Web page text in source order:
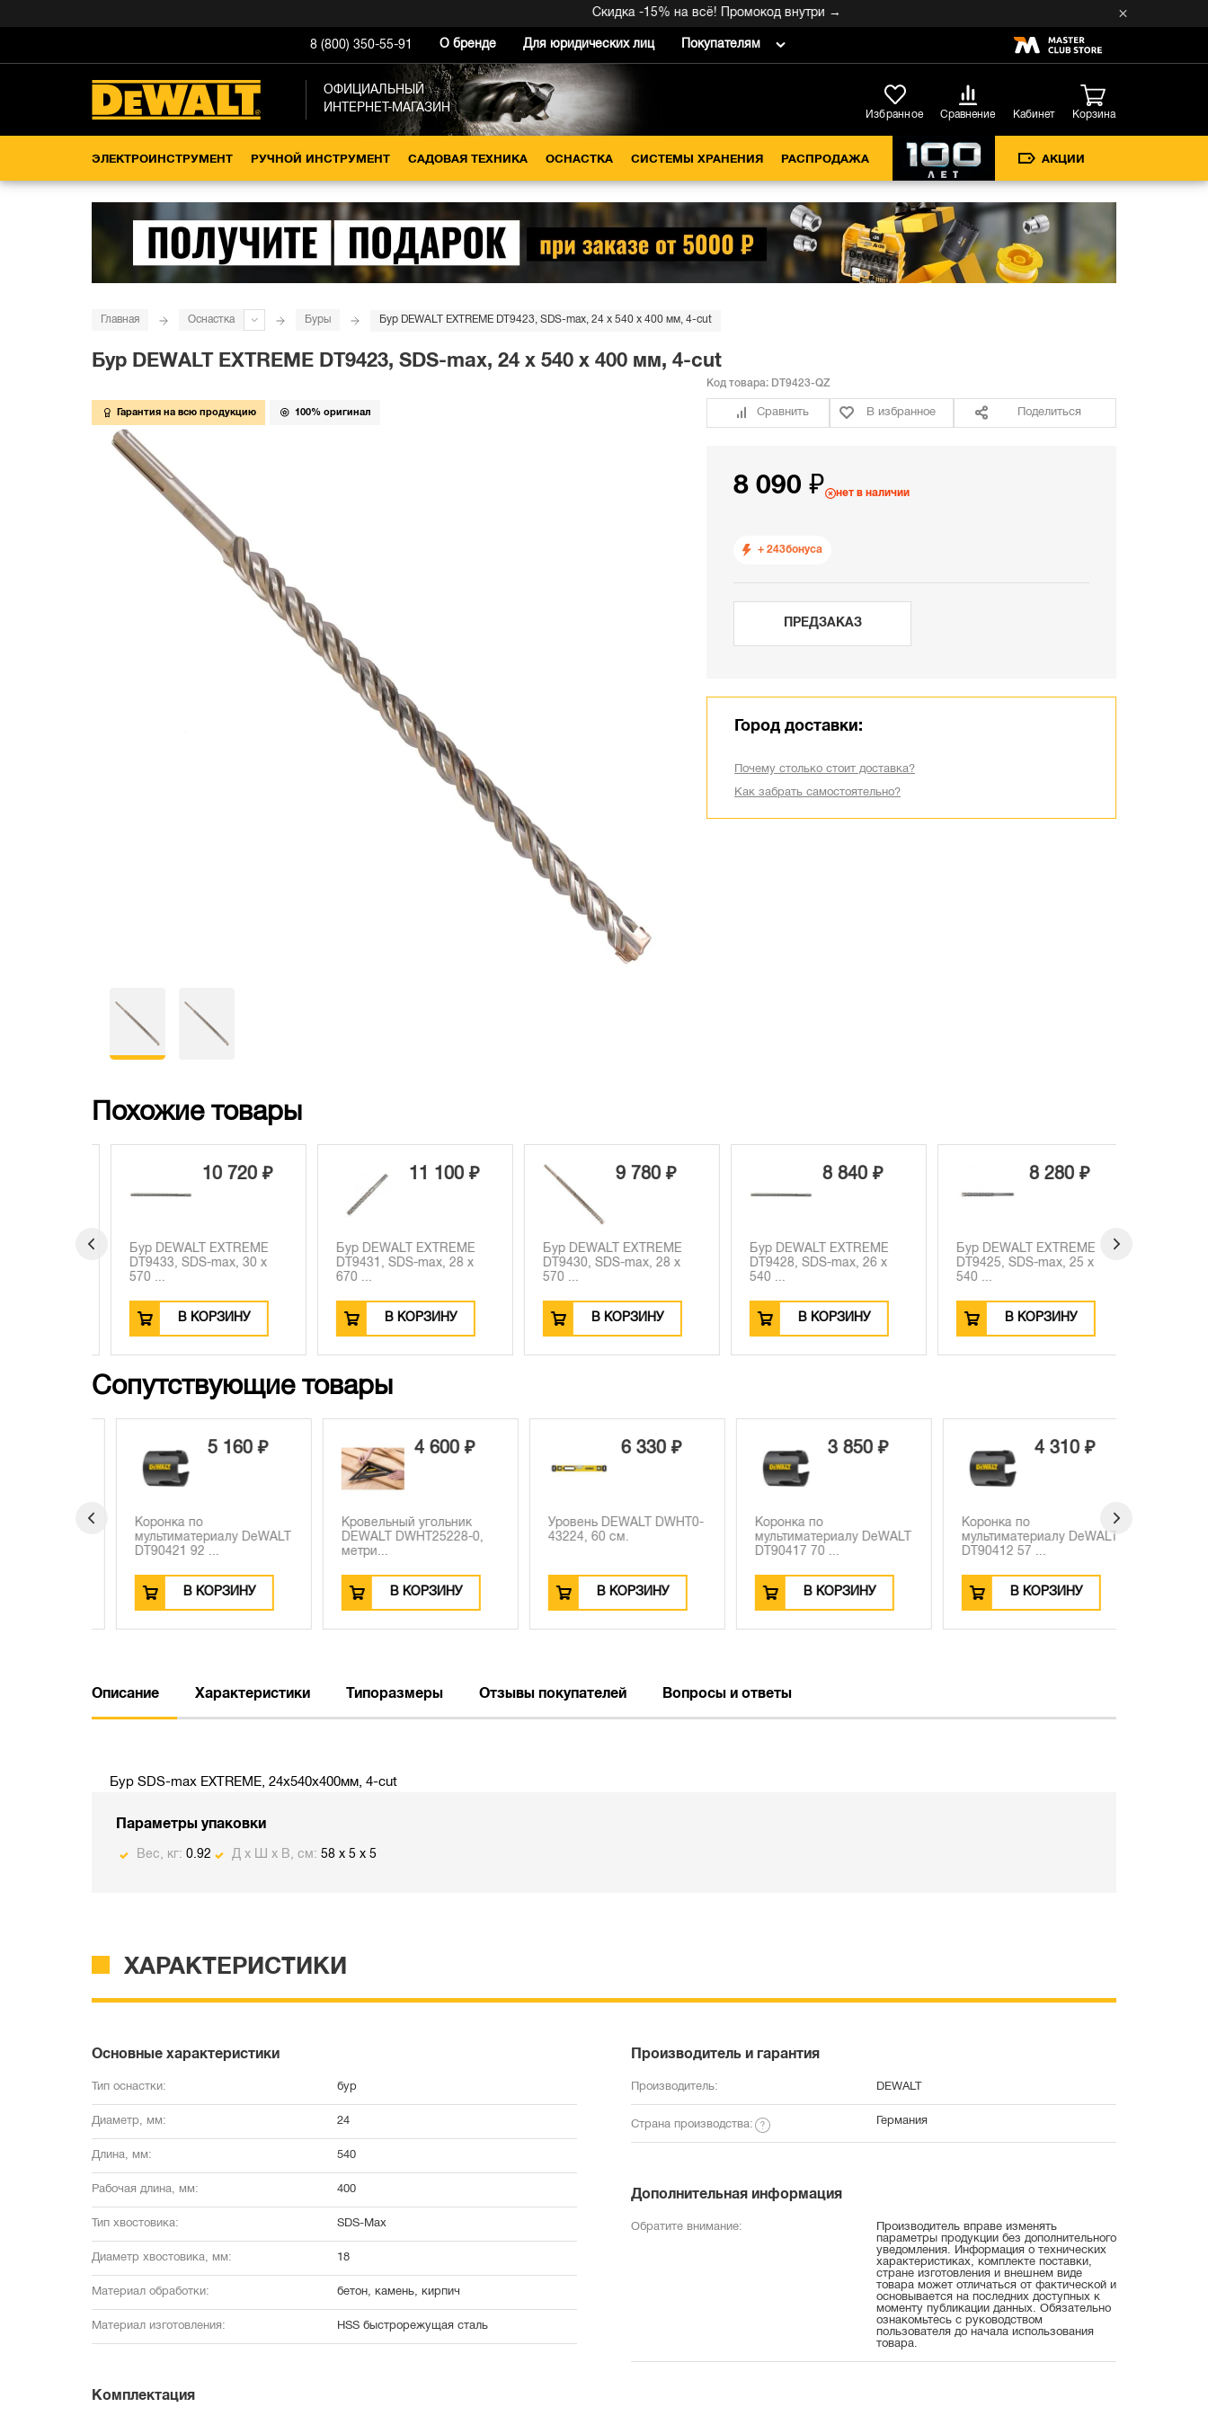
Скидка -15% на всё! Промокод внутри →
8 (800) 350-55-91 О бренде Для юридических лиц Покупателям
ОФИЦИАЛЬНЫЙ
ИНТЕРНЕТ-МАГАЗИН
Избранное Сравнение Кабинет Корзина
ЭЛЕКТРОИНСТРУМЕНТ РУЧНОЙ ИНСТРУМЕНТ САДОВАЯ ТЕХНИКА ОСНАСТКА СИСТЕМЫ ХРАНЕНИЯ РАСПРОДАЖА АКЦИИ
Главная Оснастка Буры Бур DEWALT EXTREME DT9423, SDS-max, 24 x 540 x 400 мм, 4-cut
Бур DEWALT EXTREME DT9423, SDS-max, 24 x 540 x 400 мм, 4-cut
Гарантия на всю продукцию 100% оригинал
Код товара: DT9423-QZ
Сравнить В избранное Поделиться
8 090 ₽ нет в наличии
+ 243бонуса
ПРЕДЗАКАЗ
Город доставки:
Почему столько стоит доставка?
Как забрать самостоятельно?
Похожие товары
10 720 ₽
Бур DEWALT EXTREME
DT9433, SDS-max, 30 x
570 ...
В КОРЗИНУ
11 100 ₽
Бур DEWALT EXTREME
DT9431, SDS-max, 28 x
670 ...
В КОРЗИНУ
9 780 ₽
Бур DEWALT EXTREME
DT9430, SDS-max, 28 x
570 ...
В КОРЗИНУ
8 840 ₽
Бур DEWALT EXTREME
DT9428, SDS-max, 26 x
540 ...
В КОРЗИНУ
8 280 ₽
Бур DEWALT EXTREME
DT9425, SDS-max, 25 x
540 ...
В КОРЗИНУ
Сопутствующие товары
5 160 ₽
Коронка по
мультиматериалу DeWALT
DT90421 92 ...
В КОРЗИНУ
4 600 ₽
Кровельный угольник
DEWALT DWHT25228-0,
метри...
В КОРЗИНУ
6 330 ₽
Уровень DEWALT DWHT0-
43224, 60 см.
В КОРЗИНУ
3 850 ₽
Коронка по
мультиматериалу DeWALT
DT90417 70 ...
В КОРЗИНУ
4 310 ₽
Коронка по
мультиматериалу DeWALT
DT90412 57 ...
В КОРЗИНУ
Описание Характеристики Типоразмеры Отзывы покупателей Вопросы и ответы
Бур SDS-max EXTREME, 24х540х400мм, 4-cut
Параметры упаковки
Вес, кг: 0.92 Д х Ш х В, см: 58 x 5 x 5
ХАРАКТЕРИСТИКИ
Основные характеристики
Тип оснастки: бур
Диаметр, мм: 24
Длина, мм: 540
Рабочая длина, мм: 400
Тип хвостовика: SDS-Max
Диаметр хвостовика, мм: 18
Материал обработки: бетон, камень, кирпич
Материал изготовления: HSS быстрорежущая сталь
Комплектация
Производитель и гарантия
Производитель: DEWALT
Страна производства: Германия
Дополнительная информация
Обратите внимание:
Производитель вправе изменять
параметры продукции без дополнительного
уведомления. Информация о технических
характеристиках, комплекте поставки,
стране изготовления и внешнем виде
товара может отличаться от фактической и
основывается на последних доступных к
моменту публикации данных. Обязательно
ознакомьтесь с руководством
пользователя до начала использования
товара.